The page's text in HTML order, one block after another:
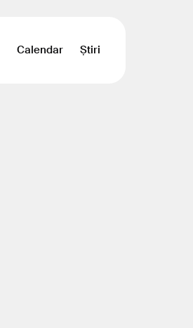
Calendar Știri